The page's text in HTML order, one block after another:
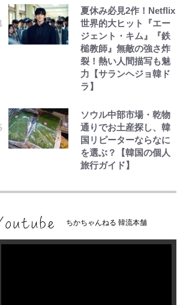
夏休み必見2作！Netflix
世界的大ヒット『エー
ジェント・キム』『鉄
槌教師』無敵の強さ炸
裂！熱い人間描写も魅
力【サランヘジョ韓ド
ラ】
ソウル中部市場・乾物
通りでお土産探し、韓
国リピーターならなに
を選ぶ？【韓国の個人
旅行ガイド】
ちかちゃんねる 韓流本舗